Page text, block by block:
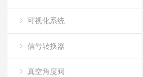
可视化系统
信号转换器
真空角度阀